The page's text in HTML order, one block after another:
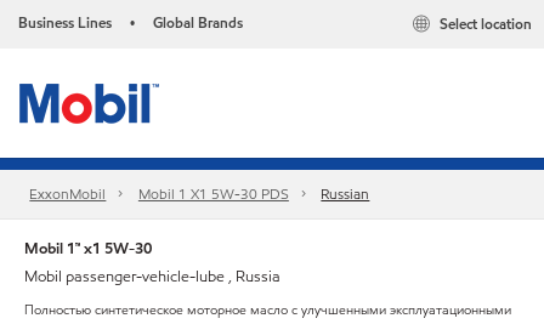
Business Lines • Global Brands Select location
ExxonMobil Mobil 1 X1 5W-30 PDS Russian
Mobil 1™ x1 5W-30
Mobil passenger-vehicle-lube , Russia
Полностью синтетическое моторное масло с улучшенными эксплуатационными